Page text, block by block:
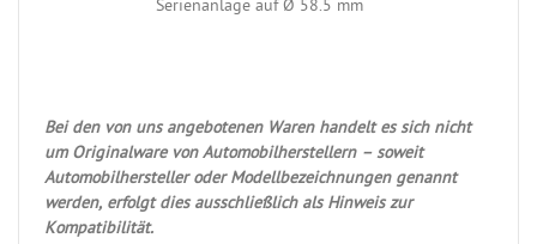
Serienanlage auf Ø 58.5 mm
Bei den von uns angebotenen Waren handelt es sich nicht
um Originalware von Automobilherstellern – soweit
Automobilhersteller oder Modellbezeichnungen genannt
werden, erfolgt dies ausschließlich als Hinweis zur
Kompatibilität.